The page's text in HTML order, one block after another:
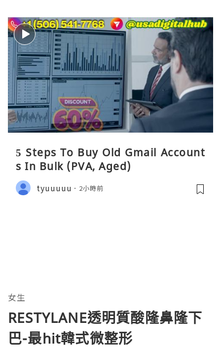
5 Steps To Buy Old Gmail Account
s In Bulk (PVA, Aged)
tyuuuuu 2小時前
女生
RESTYLANE透明質酸隆鼻隆下
巴-最hit韓式微整形